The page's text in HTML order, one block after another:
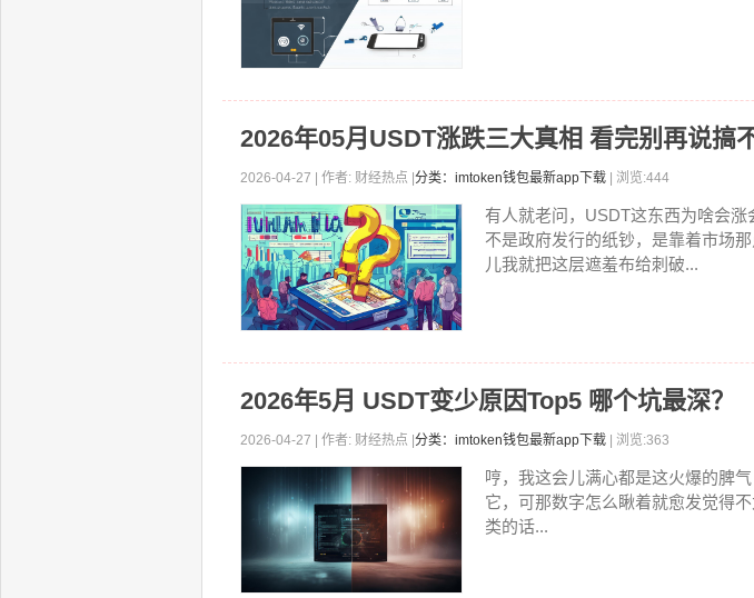
2026年05月USDT涨跌三大真相 看完别再说搞
2026-04-27 | 作者: 财经热点 | 分类：imtoken钱包最新app下载 | 浏览:444
有人就老问，USDT这东西为啥会
不是政府发行的纸钞，是靠着市场
儿我就把这层遮羞布给刺破...
2026年5月 USDT变少原因Top5 哪个坑最深？
2026-04-27 | 作者: 财经热点 | 分类：imtoken钱包最新app下载 | 浏览:363
哼，我这会儿满心都是这火爆的脾
它，可那数字怎么瞅着就愈发觉得
类的话...